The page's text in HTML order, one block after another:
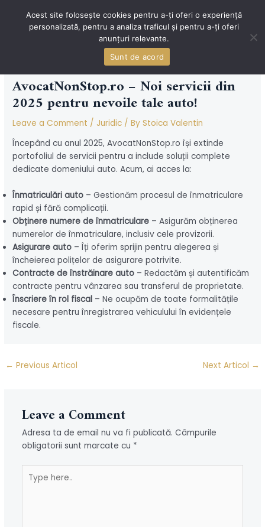
content
AvocatNonStop.ro – Noi servicii din
2025 pentru nevoile tale auto!
Leave a Comment / Juridic / ByStoica Valentin
Începând cu anul 2025, AvocatNonStop.ro își extinde
portofoliul de servicii pentru a include soluții complete
dedicate domeniului auto. Acum, ai acces la:
Înmatriculări auto – Gestionăm procesul de înmatriculare
rapid și fără complicații.
Obținere numere de înmatriculare – Asigurăm obținerea
numerelor de înmatriculare, inclusiv cele provizorii.
Asigurare auto – Îți oferim sprijin pentru alegerea și
încheierea polițelor de asigurare potrivite.
Contracte de înstrăinare auto – Redactăm și autentificăm
contracte pentru vânzarea sau transferul de proprietate.
Înscriere în rol fiscal – Ne ocupăm de toate formalitățile
necesare pentru înregistrarea vehiculului în evidențele
fiscale.
Post
← Previous Articol Next Articol →
Leave a Comment
Adresa ta de email nu va fi publicată. Câmpurile
obligatorii sunt marcate cu *
here..
Acest site folosește cookies pentru a-ți oferi o experiență
personalizată, pentru a analiza traficul și pentru a-ți oferi
anunțuri relevante.
Sunt de acord